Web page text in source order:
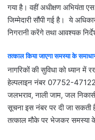
गया है। वहीं अधीक्षण अभियंता
जिम्मेदारी सौंपी गई है। ये
निगरानी करेंगे तथा आवश्यक
तत्काल किया जाएगा समस्या के
नागरिकों की सुविधा को ध्यान
हेल्पलाइन नंबर 07752-
जलभराव, नाली जाम, जल
सूचना इस नंबर पर दी जा
तत्काल मौके पर भेजकर समस्या के